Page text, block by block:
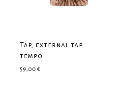
Tap, external tap
tempo
59,00 €